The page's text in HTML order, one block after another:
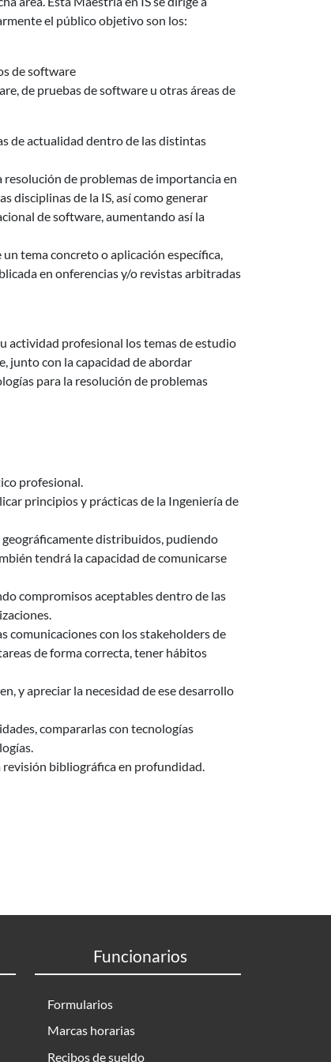
el público objetivo son los:
de software
de pruebas de software u otras áreas de
de actualidad dentro de las distintas
de problemas de importancia en
disciplinas de la IS, así como generar
de software, aumentando así la
tema concreto o aplicación específica,
en onferencias y/o revistas arbitradas
actividad profesional los temas de estudio
junto con la capacidad de abordar
para la resolución de problemas
profesional.
principios y prácticas de la Ingeniería de
distribuidos, pudiendo
tendrá la capacidad de comunicarse
compromisos aceptables dentro de las
comunicaciones con los stakeholders de
de forma correcta, tener hábitos
y apreciar la necesidad de ese desarrollo
compararlas con tecnologías
bibliográfica en profundidad.
Funcionarios
Formularios
Marcas horarias
Recibos de sueldo